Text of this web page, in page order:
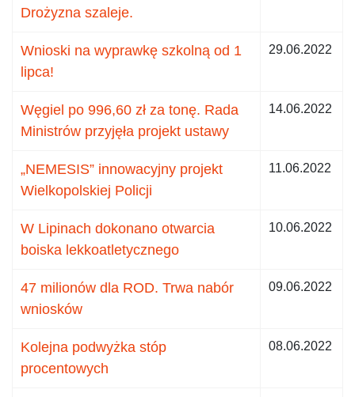
Drożyzna szaleje.
Wnioski na wyprawkę szkolną od 1
lipca!
29.06.2022
Węgiel po 996,60 zł za tonę. Rada
Ministrów przyjęła projekt ustawy
14.06.2022
„NEMESIS” innowacyjny projekt
Wielkopolskiej Policji
11.06.2022
W Lipinach dokonano otwarcia
boiska lekkoatletycznego
10.06.2022
47 milionów dla ROD. Trwa nabór
wniosków
09.06.2022
Kolejna podwyżka stóp
procentowych
08.06.2022